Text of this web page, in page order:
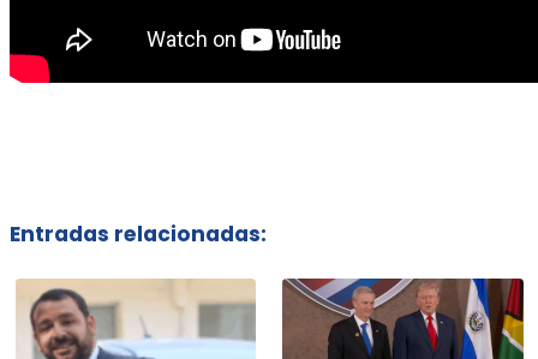
Entradas relacionadas: